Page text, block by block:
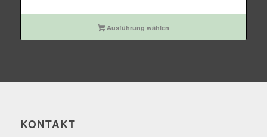
Ausführung wählen
KONTAKT